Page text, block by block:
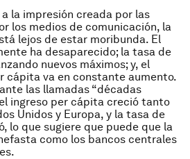
la impresión creada por las
los medios de comunicación, la
lejos de estar moribunda. El
ha desaparecido; la tasa de
nuevos máximos; y, el
cápita va en constante aumento.
las llamadas “décadas
ingreso per cápita creció tanto
Unidos y Europa, y la tasa de
lo que sugiere que puede que la
como los bancos centrales